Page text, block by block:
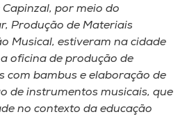
por meio do
Produção de Materiais
Musical, estiveram na cidade
oficina de produção de
com bambus e elaboração de
de instrumentos musicais, que
no contexto da educação